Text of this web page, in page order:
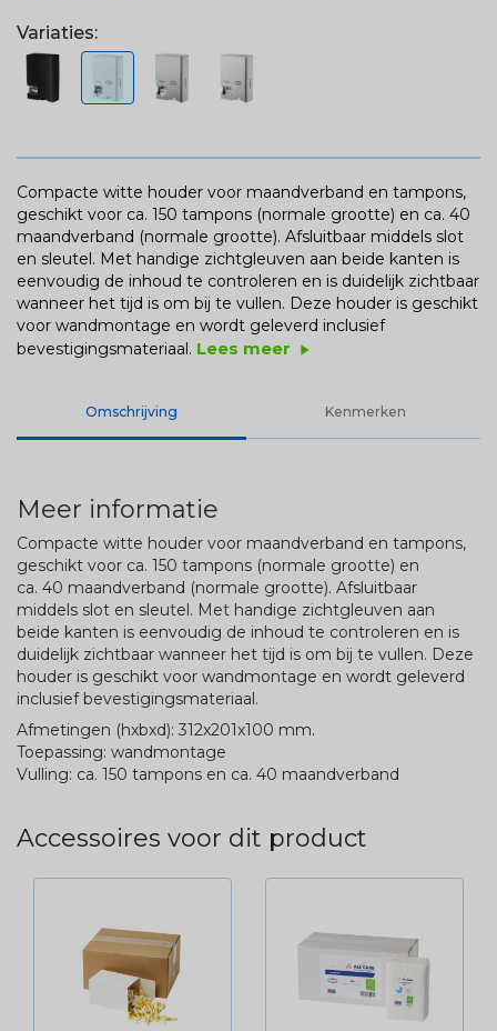
Variaties:
Compacte witte houder voor maandverband en tampons,
geschikt voor ca. 150 tampons (normale grootte) en ca. 40
maandverband (normale grootte). Afsluitbaar middels slot
en sleutel. Met handige zichtgleuven aan beide kanten is
eenvoudig de inhoud te controleren en is duidelijk zichtbaar
wanneer het tijd is om bij te vullen. Deze houder is geschikt
voor wandmontage en wordt geleverd inclusief
bevestigingsmateriaal. Lees meer play_arrow
Omschrijving Kenmerken
Meer informatie
Compacte witte houder voor maandverband en tampons,
geschikt voor ca. 150 tampons (normale grootte) en
ca. 40 maandverband (normale grootte). Afsluitbaar
middels slot en sleutel. Met handige zichtgleuven aan
beide kanten is eenvoudig de inhoud te controleren en is
duidelijk zichtbaar wanneer het tijd is om bij te vullen. Deze
houder is geschikt voor wandmontage en wordt geleverd
inclusief bevestigingsmateriaal.
Afmetingen (hxbxd): 312x201x100 mm.
Toepassing: wandmontage
Vulling: ca. 150 tampons en ca. 40 maandverband
Accessoires voor dit product